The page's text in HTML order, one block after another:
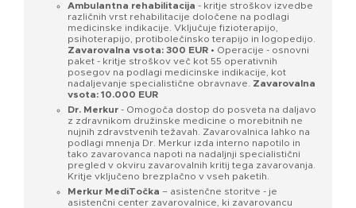
Ambulantna rehabilitacija - kritje stroškov izvedbe
različnih vrst rehabilitacije določene na podlagi
medicinske indikacije. Vključuje fizioterapijo,
psihoterapijo, protibolečinsko terapijo in logopedijo.
Zavarovalna vsota: 300 EUR • Operacije - osnovni
paket - kritje stroškov več kot 55 operativnih
posegov na podlagi medicinske indikacije, kot
nadaljevanje specialistične obravnave. Zavarovalna
vsota: 10.000 EUR
Dr. Merkur - Omogoča dostop do posveta na daljavo
z zdravnikom družinske medicine o morebitnih ne
nujnih zdravstvenih težavah. Zavarovalnica lahko na
podlagi mnenja Dr. Merkur izda interno napotilo in
tako zavarovanca napoti na nadaljnji specialistični
pregled v okviru zavarovalnih kritij tega zavarovanja.
Kritje vključeno brezplačno v vseh paketih.
Merkur MediTočka – asistenčne storitve - je
asistenčni center zavarovalnice, ki zavarovancu